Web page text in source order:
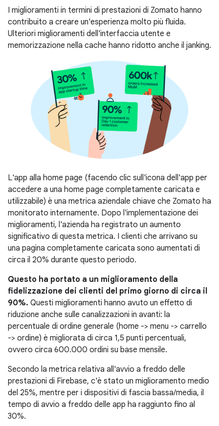
I miglioramenti in termini di prestazioni di Zomato hanno
contribuito a creare un'esperienza molto più fluida.
Ulteriori miglioramenti dell'interfaccia utente e
memorizzazione nella cache hanno ridotto anche il janking.
L'app alla home page (facendo clic sull'icona dell'app per
accedere a una home page completamente caricata e
utilizzabile) è una metrica aziendale chiave che Zomato ha
monitorato internamente. Dopo l'implementazione dei
miglioramenti, l'azienda ha registrato un aumento
significativo di questa metrica. I clienti che arrivano su
una pagina completamente caricata sono aumentati di
circa il 20% durante questo periodo.
Questo ha portato a un miglioramento della
fidelizzazione dei clienti del primo giorno di circa il
90%. Questi miglioramenti hanno avuto un effetto di
riduzione anche sulle canalizzazioni in avanti: la
percentuale di ordine generale (home -> menu -> carrello
-> ordine) è migliorata di circa 1,5 punti percentuali,
ovvero circa 600.000 ordini su base mensile.
Secondo la metrica relativa all'avvio a freddo delle
prestazioni di Firebase, c'è stato un miglioramento medio
del 25%, mentre per i dispositivi di fascia bassa/media, il
tempo di avvio a freddo delle app ha raggiunto fino al
30%.